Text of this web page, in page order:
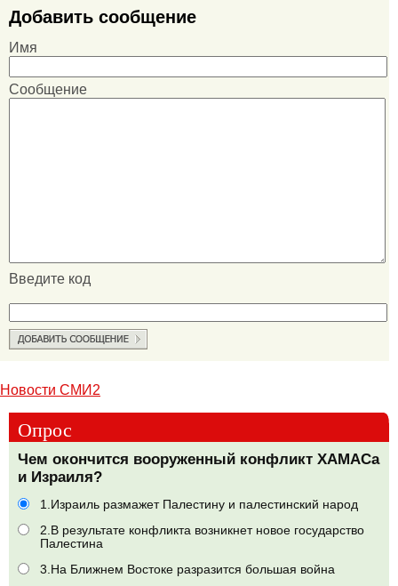
Добавить сообщение
Имя
Сообщение
Введите код
Новости СМИ2
Опрос
Чем окончится вооруженный конфликт ХАМАСа
и Израиля?
1.Израиль размажет Палестину и палестинский народ
2.В результате конфликта возникнет новое государство
Палестина
3.На Ближнем Востоке разразится большая война